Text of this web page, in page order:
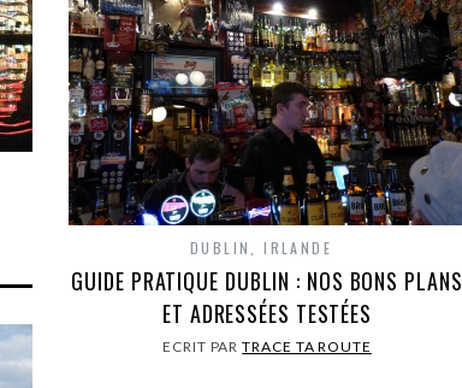
DUBLIN ,IRLANDE
GUIDE PRATIQUE DUBLIN : NOS BONS PLANS
ET ADRESSÉES TESTÉES
ECRIT PARTRACE TA ROUTE